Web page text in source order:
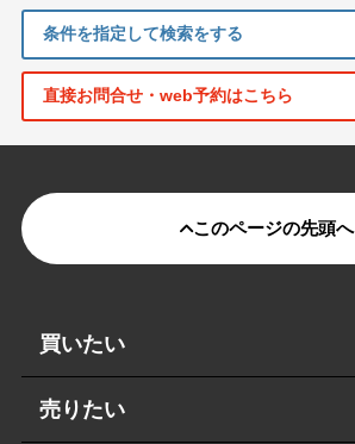
条件を指定して検索をする
直接お問合せ・web予約はこちら
このページの先頭へ
買いたい
売りたい